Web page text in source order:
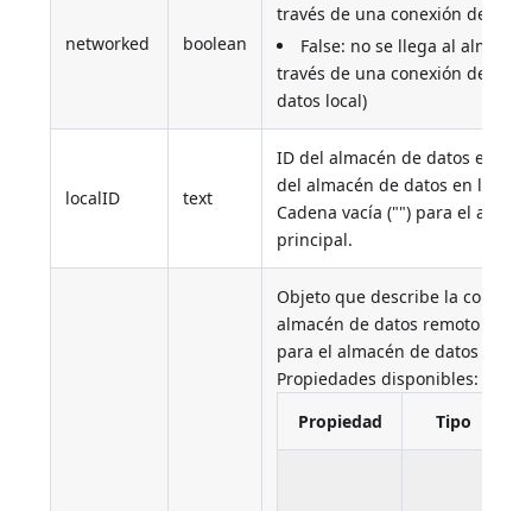
networked boolean
través de una conexión de red.
False: no se llega al
través de una conexión de red
datos local)
localID text
ID del almacén de datos en la
del almacén de datos en la
Cadena vacía ("") para el
principal.
Objeto que describe la
almacén de datos remoto (no
para el almacén de datos
Propiedades disponibles:
Propiedad
Tipo